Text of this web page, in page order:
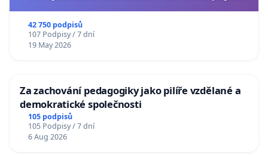
42 750 podpisů
107 Podpisy / 7 dní
19 May 2026
Za zachování pedagogiky jako pilíře vzdělané a
demokratické společnosti
105 podpisů
105 Podpisy / 7 dní
6 Aug 2026